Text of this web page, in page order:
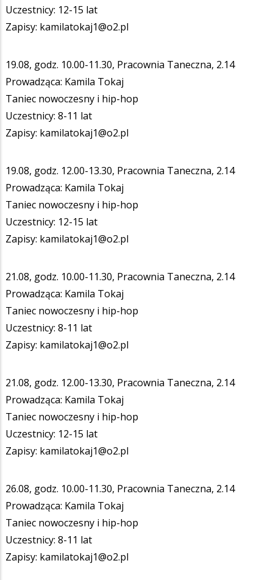
Uczestnicy: 12-15 lat
Zapisy: kamilatokaj1@o2.pl
19.08, godz. 10.00-11.30, Pracownia Taneczna, 2.14
Prowadząca: Kamila Tokaj
Taniec nowoczesny i hip-hop
Uczestnicy: 8-11 lat
Zapisy: kamilatokaj1@o2.pl
19.08, godz. 12.00-13.30, Pracownia Taneczna, 2.14
Prowadząca: Kamila Tokaj
Taniec nowoczesny i hip-hop
Uczestnicy: 12-15 lat
Zapisy: kamilatokaj1@o2.pl
21.08, godz. 10.00-11.30, Pracownia Taneczna, 2.14
Prowadząca: Kamila Tokaj
Taniec nowoczesny i hip-hop
Uczestnicy: 8-11 lat
Zapisy: kamilatokaj1@o2.pl
21.08, godz. 12.00-13.30, Pracownia Taneczna, 2.14
Prowadząca: Kamila Tokaj
Taniec nowoczesny i hip-hop
Uczestnicy: 12-15 lat
Zapisy: kamilatokaj1@o2.pl
26.08, godz. 10.00-11.30, Pracownia Taneczna, 2.14
Prowadząca: Kamila Tokaj
Taniec nowoczesny i hip-hop
Uczestnicy: 8-11 lat
Zapisy: kamilatokaj1@o2.pl